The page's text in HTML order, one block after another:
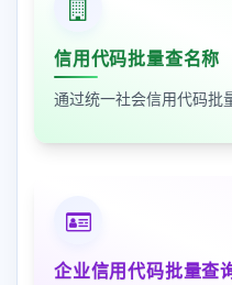
信用代码批量查名称
企业信用代码批量查